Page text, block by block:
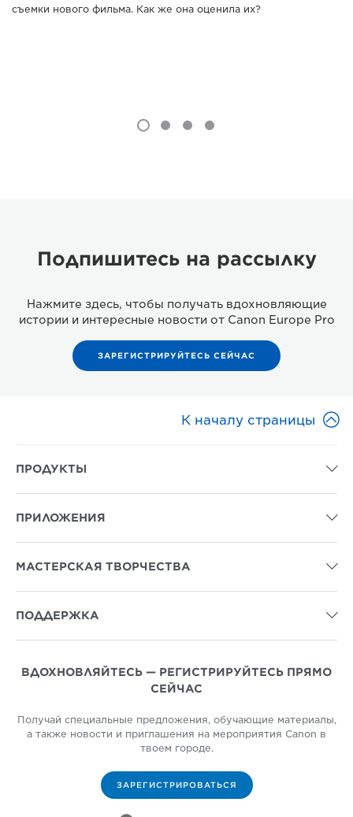
съемки нового фильма. Как же она оценила их?
Подпишитесь на рассылку
Нажмите здесь, чтобы получать вдохновляющие
истории и интересные новости от Canon Europe Pro
ЗАРЕГИСТРИРУЙТЕСЬ СЕЙЧАС
К началу страницы 
ПРОДУКТЫ 
ПРИЛОЖЕНИЯ 
МАСТЕРСКАЯ ТВОРЧЕСТВА 
ПОДДЕРЖКА 
ВДОХНОВЛЯЙТЕСЬ — РЕГИСТРИРУЙТЕСЬ ПРЯМО
СЕЙЧАС
Получай специальные предложения, обучающие материалы,
а также новости и приглашения на мероприятия Canon в
твоем городе.
ЗАРЕГИСТРИРОВАТЬСЯ